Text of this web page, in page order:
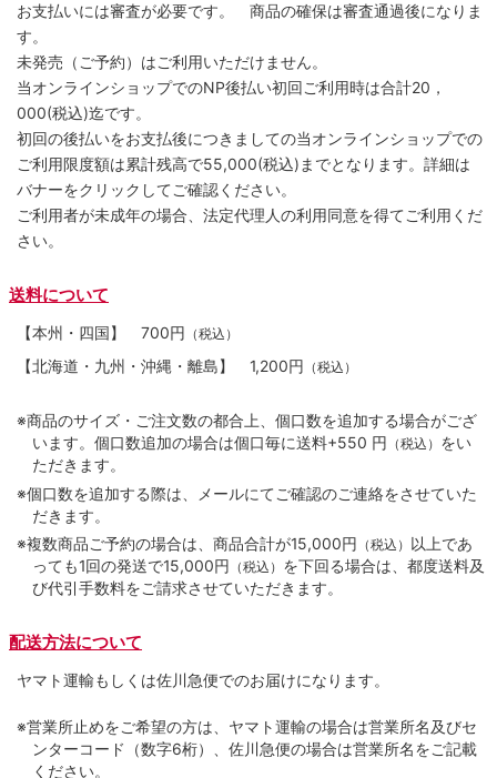
お支払いには審査が必要です。 商品の確保は審査通過後になりま
す。
未発売（ご予約）はご利用いただけません。
当オンラインショップでのNP後払い初回ご利用時は合計20，
000(税込)迄です。
初回の後払いをお支払後につきましての当オンラインショップでの
ご利用限度額は累計残高で55,000(税込)までとなります。詳細は
バナーをクリックしてご確認ください。
ご利用者が未成年の場合、法定代理人の利用同意を得てご利用くだ
さい。
送料について
【本州・四国】 700円 （税込）
【北海道・九州・沖縄・離島】 1,200円 （税込）
※商品のサイズ・ご注文数の都合上、個口数を追加する場合がござ
います。個口数追加の場合は個口毎に送料+550 円 （税込） をい
ただきます。
※個口数を追加する際は、メールにてご確認のご連絡をさせていた
だきます。
※複数商品ご予約の場合は、商品合計が15,000円
（税込）
以上であ
っても1回の発送で15,000円
（税込） を下回る場合は、都度送料及
び代引手数料をご請求させていただきます。
配送方法について
ヤマト運輸もしくは佐川急便でのお届けになります。
※営業所止めをご希望の方は、ヤマト運輸の場合は営業所名及びセ
ンターコード（数字6桁）、佐川急便の場合は営業所名をご記載
ください。